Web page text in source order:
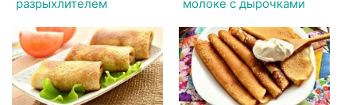
разрыхлителем
молоке с дырочками